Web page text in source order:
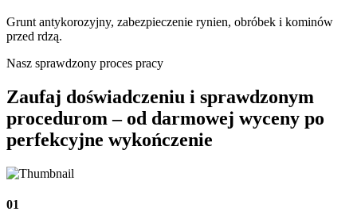
Grunt antykorozyjny, zabezpieczenie rynien, obróbek i kominów
przed rdzą.
Nasz sprawdzony proces pracy
Zaufaj doświadczeniu i sprawdzonym
procedurom – od darmowej wyceny po
perfekcyjne wykończenie
01